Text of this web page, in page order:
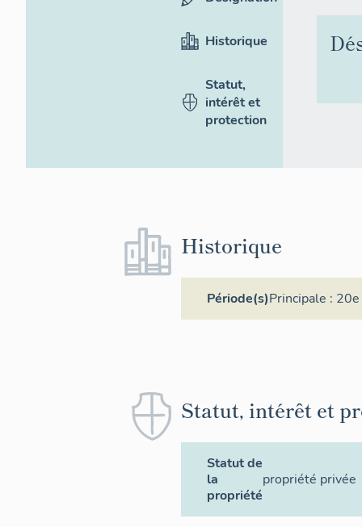
Historique
Statut,
intérêt et
protection
Historique
Période(s)Principale :
Statut, intérêt et
Statut de
la
propriété
propriété privée